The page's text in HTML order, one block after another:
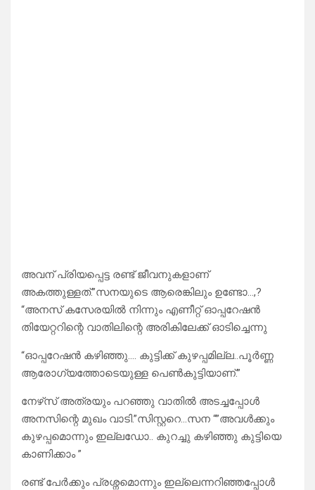
അവന് പ്രിയപ്പെട്ട രണ്ട് ജീവനുകളാണ്
അകത്തുള്ളത്.”സനയുടെ ആരെങ്കിലും ഉണ്ടോ…,?
“അനസ് കസേരയിൽ നിന്നും എണീറ്റ് ഓപ്പറേഷൻ
തിയേറ്ററിന്റെ വാതിലിന്റെ അരികിലേക്ക് ഓടിച്ചെന്നു
“ഓപ്പറേഷൻ കഴിഞ്ഞു…. കുട്ടിക്ക് കുഴപ്പമില്ല..പൂർണ്ണ
ആരോഗ്യത്തോടെയുള്ള പെൺകുട്ടിയാണ്.”
നേഴ്‌സ് അത്രയും പറഞ്ഞു വാതിൽ അടച്ചപ്പോൾ
അനസിന്റെ മുഖം വാടി.”സിസ്റ്ററെ…സന “”അവൾക്കും
കുഴപ്പമൊന്നും ഇല്ലഡോ.. കുറച്ചു കഴിഞ്ഞു കുട്ടിയെ
കാണിക്കാം ”
രണ്ട് പേർക്കും പ്രശ്നമൊന്നും ഇല്ലെന്നറിഞ്ഞപ്പോൾ